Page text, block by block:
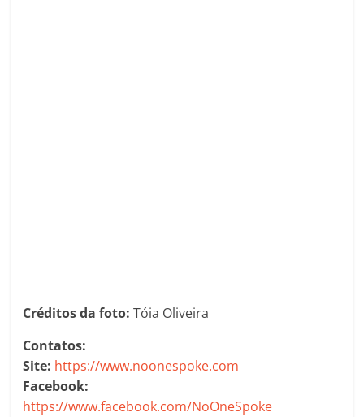
Créditos da foto: Tóia Oliveira
Contatos:
Site: https://www.noonespoke.com
Facebook:
https://www.facebook.com/NoOneSpoke